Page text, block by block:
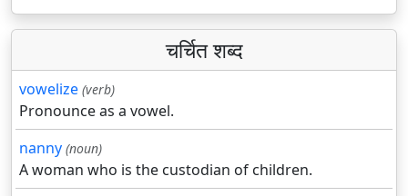
चर्चित शब्द
vowelize (verb)
Pronounce as a vowel.
nanny (noun)
A woman who is the custodian of children.